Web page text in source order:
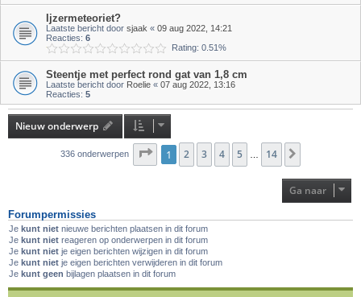
Ijzermeteoriet?
Laatste bericht door sjaak « 09 aug 2022, 14:21
Reacties: 6
Rating: 0.51%
Steentje met perfect rond gat van 1,8 cm
Laatste bericht door Roelie « 07 aug 2022, 13:16
Reacties: 5
Nieuw onderwerp
336 onderwerpen Pagina1 van 14
1 2 3 4 5 14
Ga naar
Forumpermissies
Je kunt niet nieuwe berichten plaatsen in dit forum
Je kunt niet reageren op onderwerpen in dit forum
Je kunt niet je eigen berichten wijzigen in dit forum
Je kunt niet je eigen berichten verwijderen in dit forum
Je kunt geen bijlagen plaatsen in dit forum